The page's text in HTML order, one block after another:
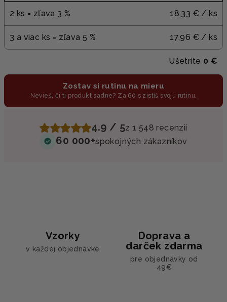
2 ks = zľava 3 % 18,33 € / ks
3 a viac ks = zľava 5 % 17,96 € / ks
Ušetríte 0 €
Zostav si rutinu na mieru
Nevieš, či ti produkt sadne? Za 60 s zistíš svoju rutinu.
4.9 / 5z 1 548 recenzií
60 000+spokojných zákazníkov
Vzorky
v každej objednávke
Doprava a
darček zdarma
pre objednávky od
49€